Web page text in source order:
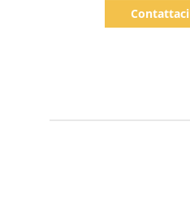
Contattaci